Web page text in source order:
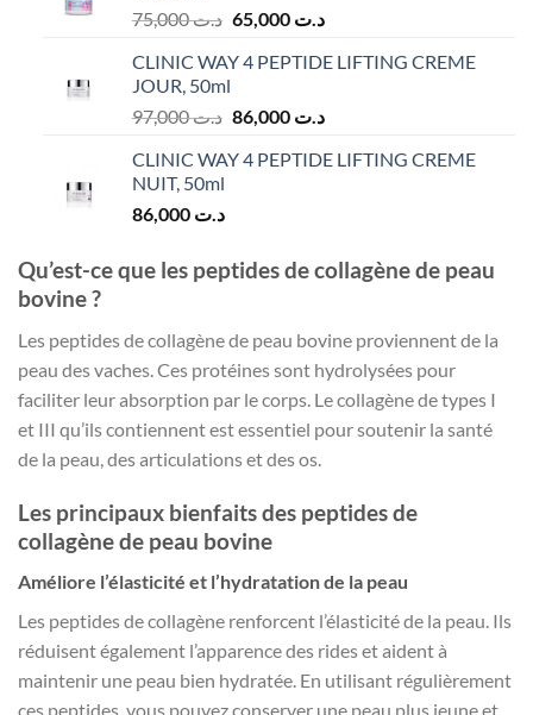
د.ت 69,000.
د.ت75,000
Le
initial
د.ت 75,000.
د.ت 65,000
Le
actuel
CLINIC WAY 4 PEPTIDE LIFTING CREME
JOUR, 50ml
د.ت97,000
Le
initial
د.ت 86,000
Le
actuel
CLINIC WAY 4 PEPTIDE LIFTING CREME
NUIT, 50ml
د.ت 86,000
Qu’est-ce que les peptides de collagène de peau
bovine ?
Les peptides de collagène de peau bovine proviennent de la
peau des vaches. Ces protéines sont hydrolysées pour
faciliter leur absorption par le corps. Le collagène de types I
et III qu’ils contiennent est essentiel pour soutenir la santé
de la peau, des articulations et des os.
Les principaux bienfaits des peptides de
collagène de peau bovine
Améliore l’élasticité et l’hydratation de la peau
Les peptides de collagène renforcent l’élasticité de la peau. Ils
réduisent également l’apparence des rides et aident à
maintenir une peau bien hydratée. En utilisant régulièrement
ces peptides, vous pouvez conserver une peau plus jeune et